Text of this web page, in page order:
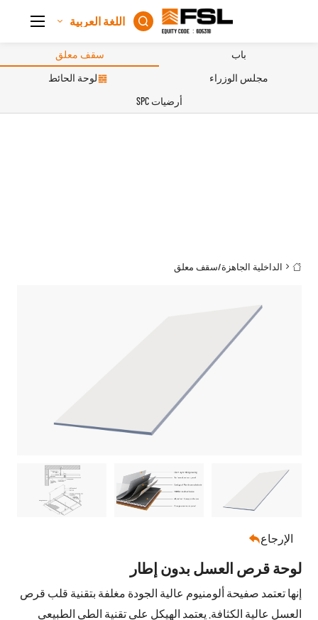
 اللغة العربية
باب
سقف معلق
مجلس الوزراء
لوحة الحائط
أرضيات SPC
 الداخلية الجاهزة/سقف معلق
الإرجاع
لوحة قرص العسل بدون إطار
إنها تعتمد صفيحة ألومنيوم عالية الجودة مغلفة بتقنية قلب قرص
العسل عالية الكثافة. يعتمد الهيكل على تقنية الطي الطبيعي